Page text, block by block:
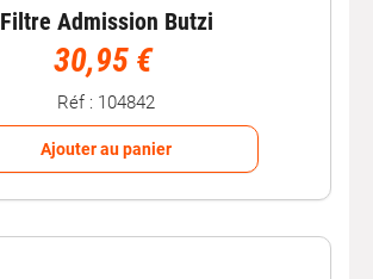
Filtre Admission Butzi
30,95 €
Réf : 104842
Ajouter au panier